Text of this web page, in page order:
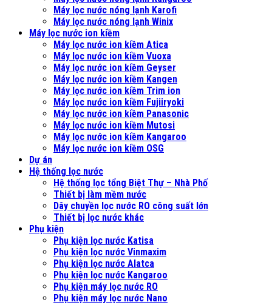
Máy lọc nước nóng lạnh Karofi
Máy lọc nước nóng lạnh Winix
Máy lọc nước ion kiềm
Máy lọc nước ion kiềm Atica
Máy lọc nước ion kiềm Vuoxa
Máy lọc nước ion kiềm Geyser
Máy lọc nước ion kiềm Kangen
Máy lọc nước ion kiềm Trim ion
Máy lọc nước ion kiềm Fujiiryoki
Máy lọc nước ion kiềm Panasonic
Máy lọc nước ion kiềm Mutosi
Máy lọc nước ion kiềm Kangaroo
Máy lọc nước ion kiềm OSG
Dự án
Hệ thống lọc nước
Hệ thống lọc tổng Biệt Thự – Nhà Phố
Thiết bị làm mềm nước
Dây chuyền lọc nước RO công suất lớn
Thiết bị lọc nước khác
Phụ kiện
Phụ kiện lọc nước Katisa
Phụ kiện lọc nước Vinmaxim
Phụ kiện lọc nước Alatca
Phụ kiện lọc nước Kangaroo
Phụ kiện máy lọc nước RO
Phụ kiện máy lọc nước Nano